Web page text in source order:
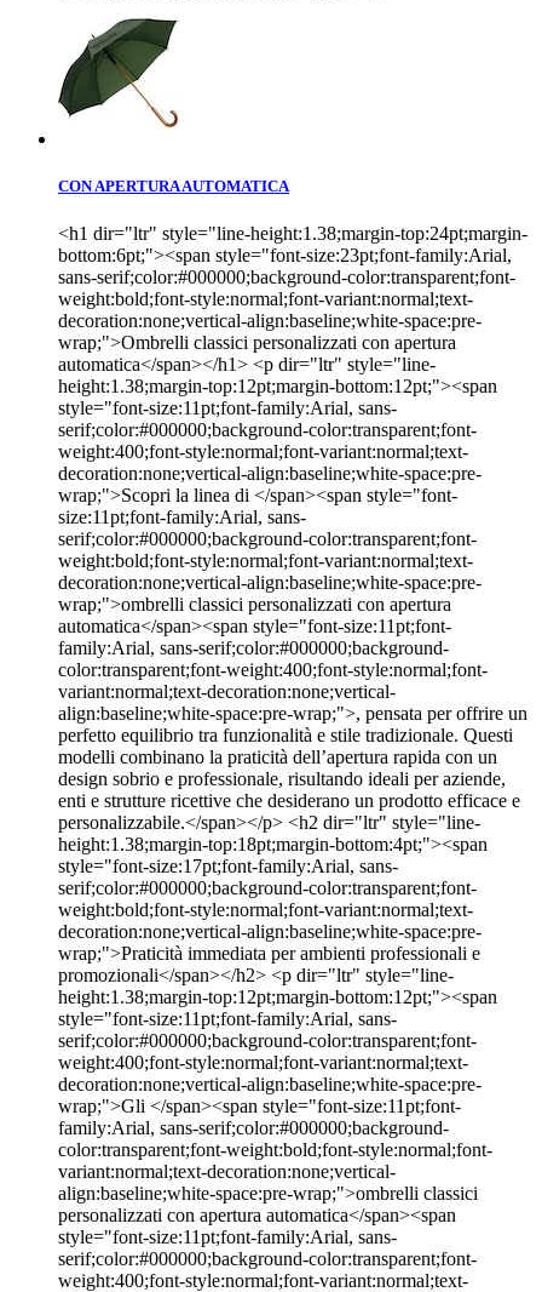
CON APERTURA AUTOMATICA
<h1 dir="ltr" style="line-height:1.38;margin-top:24pt;margin-
bottom:6pt;"><span style="font-size:23pt;font-family:Arial,
sans-serif;color:#000000;background-color:transparent;font-
weight:bold;font-style:normal;font-variant:normal;text-
decoration:none;vertical-align:baseline;white-space:pre-
wrap;">Ombrelli classici personalizzati con apertura
automatica</span></h1> <p dir="ltr" style="line-
height:1.38;margin-top:12pt;margin-bottom:12pt;"><span
style="font-size:11pt;font-family:Arial, sans-
serif;color:#000000;background-color:transparent;font-
weight:400;font-style:normal;font-variant:normal;text-
decoration:none;vertical-align:baseline;white-space:pre-
wrap;">Scopri la linea di </span><span style="font-
size:11pt;font-family:Arial, sans-
serif;color:#000000;background-color:transparent;font-
weight:bold;font-style:normal;font-variant:normal;text-
decoration:none;vertical-align:baseline;white-space:pre-
wrap;">ombrelli classici personalizzati con apertura
automatica</span><span style="font-size:11pt;font-
family:Arial, sans-serif;color:#000000;background-
color:transparent;font-weight:400;font-style:normal;font-
variant:normal;text-decoration:none;vertical-
align:baseline;white-space:pre-wrap;">, pensata per offrire un
perfetto equilibrio tra funzionalità e stile tradizionale. Questi
modelli combinano la praticità dell’apertura rapida con un
design sobrio e professionale, risultando ideali per aziende,
enti e strutture ricettive che desiderano un prodotto efficace e
personalizzabile.</span></p> <h2 dir="ltr" style="line-
height:1.38;margin-top:18pt;margin-bottom:4pt;"><span
style="font-size:17pt;font-family:Arial, sans-
serif;color:#000000;background-color:transparent;font-
weight:bold;font-style:normal;font-variant:normal;text-
decoration:none;vertical-align:baseline;white-space:pre-
wrap;">Praticità immediata per ambienti professionali e
promozionali</span></h2> <p dir="ltr" style="line-
height:1.38;margin-top:12pt;margin-bottom:12pt;"><span
style="font-size:11pt;font-family:Arial, sans-
serif;color:#000000;background-color:transparent;font-
weight:400;font-style:normal;font-variant:normal;text-
decoration:none;vertical-align:baseline;white-space:pre-
wrap;">Gli </span><span style="font-size:11pt;font-
family:Arial, sans-serif;color:#000000;background-
color:transparent;font-weight:bold;font-style:normal;font-
variant:normal;text-decoration:none;vertical-
align:baseline;white-space:pre-wrap;">ombrelli classici
personalizzati con apertura automatica</span><span
style="font-size:11pt;font-family:Arial, sans-
serif;color:#000000;background-color:transparent;font-
weight:400;font-style:normal;font-variant:normal;text-